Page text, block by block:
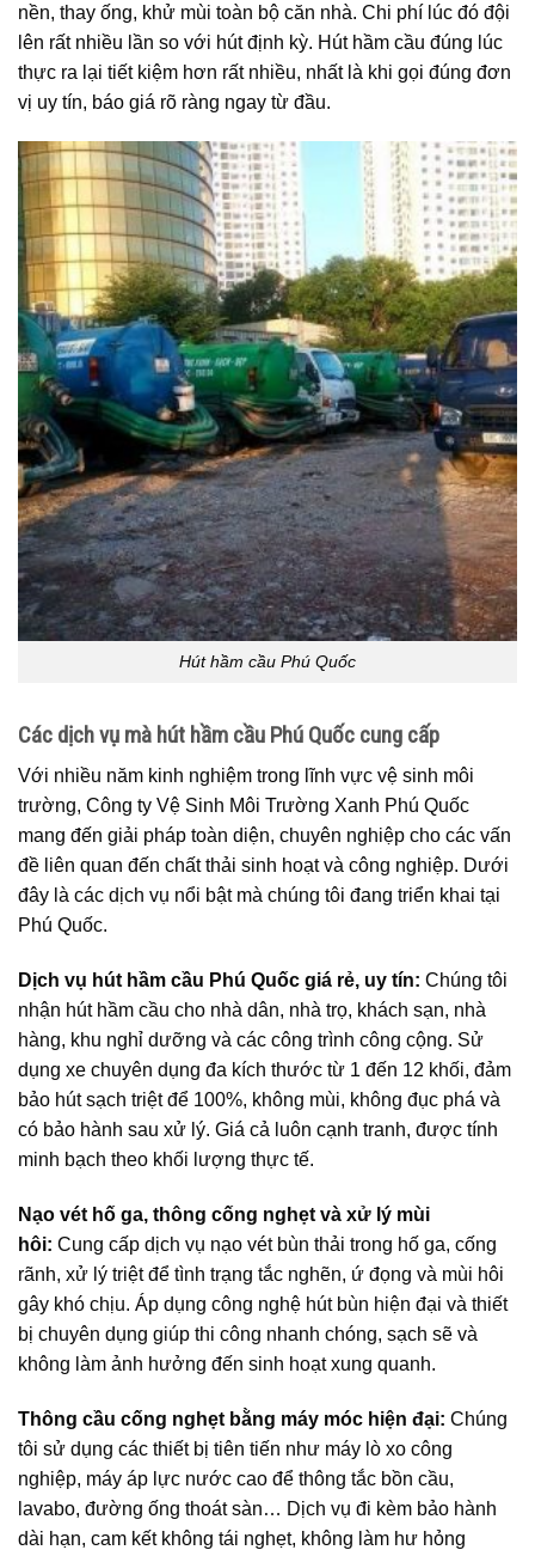
nền, thay ống, khử mùi toàn bộ căn nhà. Chi phí lúc đó đội
lên rất nhiều lần so với hút định kỳ. Hút hầm cầu đúng lúc
thực ra lại tiết kiệm hơn rất nhiều, nhất là khi gọi đúng đơn
vị uy tín, báo giá rõ ràng ngay từ đầu.
Hút hầm cầu Phú Quốc
Các dịch vụ mà hút hầm cầu Phú Quốc cung cấp
Với nhiều năm kinh nghiệm trong lĩnh vực vệ sinh môi
trường, Công ty Vệ Sinh Môi Trường Xanh Phú Quốc
mang đến giải pháp toàn diện, chuyên nghiệp cho các vấn
đề liên quan đến chất thải sinh hoạt và công nghiệp. Dưới
đây là các dịch vụ nổi bật mà chúng tôi đang triển khai tại
Phú Quốc.
Dịch vụ hút hầm cầu Phú Quốc giá rẻ, uy tín: Chúng tôi
nhận hút hầm cầu cho nhà dân, nhà trọ, khách sạn, nhà
hàng, khu nghỉ dưỡng và các công trình công cộng. Sử
dụng xe chuyên dụng đa kích thước từ 1 đến 12 khối, đảm
bảo hút sạch triệt để 100%, không mùi, không đục phá và
có bảo hành sau xử lý. Giá cả luôn cạnh tranh, được tính
minh bạch theo khối lượng thực tế.
Nạo vét hố ga, thông cống nghẹt và xử lý mùi
hôi: Cung cấp dịch vụ nạo vét bùn thải trong hố ga, cống
rãnh, xử lý triệt để tình trạng tắc nghẽn, ứ đọng và mùi hôi
gây khó chịu. Áp dụng công nghệ hút bùn hiện đại và thiết
bị chuyên dụng giúp thi công nhanh chóng, sạch sẽ và
không làm ảnh hưởng đến sinh hoạt xung quanh.
Thông cầu cống nghẹt bằng máy móc hiện đại: Chúng
tôi sử dụng các thiết bị tiên tiến như máy lò xo công
nghiệp, máy áp lực nước cao để thông tắc bồn cầu,
lavabo, đường ống thoát sàn… Dịch vụ đi kèm bảo hành
dài hạn, cam kết không tái nghẹt, không làm hư hỏng